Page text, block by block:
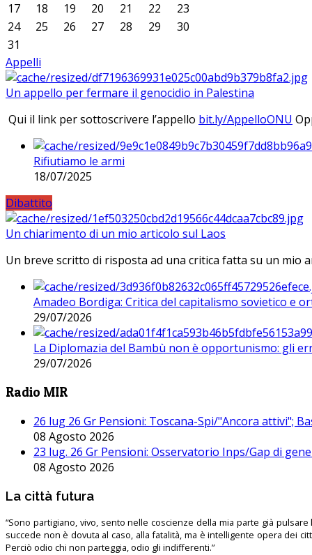
17 18 19 20 21 22
23
24
25 26 27 28 29
30
31
Appelli
Un appello per fermare il genocidio in Palestina
Qui il link per sottoscrivere l’appello bit.ly/AppelloONU
Rifiutiamo le armi
18/07/2025
Dibattito
Un chiarimento di un mio articolo sul Laos
Un breve scritto di risposta ad una critica fatta su un mio
Amadeo Bordiga: Critica del capitalismo sovietico e
29/07/2026
La Diplomazia del Bambù non è opportunismo: gli
29/07/2026
Radio MIR
26 lug 26 Gr Pensioni: Toscana-Spi/"Ancora attivi";
08 Agosto 2026
23 lug. 26 Gr Pensioni: Osservatorio Inps/Gap di
08 Agosto 2026
La città futura
“Sono partigiano, vivo, sento nelle coscienze della mia parte già pulsare
succede non è dovuta al caso, alla fatalità, ma è intelligente opera dei
Perciò odio chi non parteggia, odio gli indifferenti.”